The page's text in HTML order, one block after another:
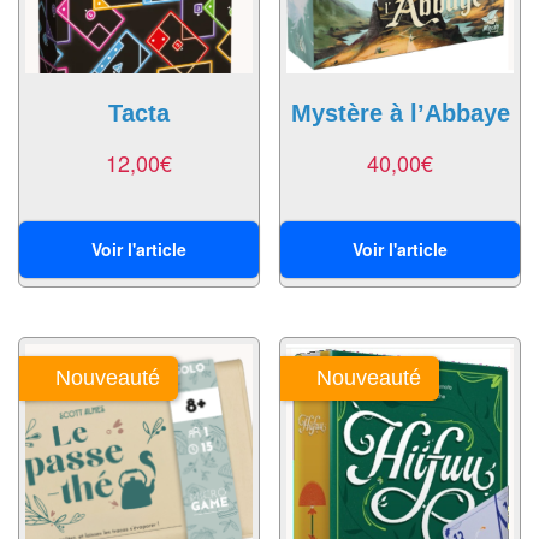
Pour
2
Gestion
Game
Enquête
Jeux
évolutifs
Tacta
12,00€
Voir l'article
Mystère à l’Abbaye
40,00€
Voir l'article
Nouveauté Nouveauté